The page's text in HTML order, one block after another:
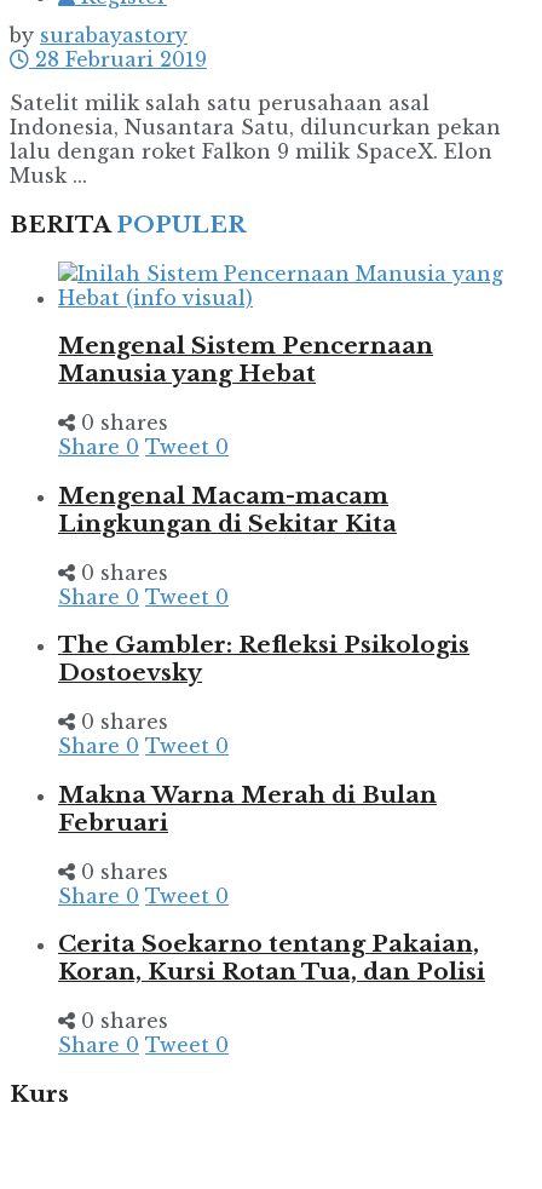
by surabayastory
28 Februari 2019
Satelit milik salah satu perusahaan asal
Indonesia, Nusantara Satu, diluncurkan pekan
lalu dengan roket Falkon 9 milik SpaceX. Elon
Musk ...
BERITAPOPULER
Mengenal Sistem Pencernaan
Manusia yang Hebat
0 shares
Share 0 Tweet 0
Mengenal Macam-macam
Lingkungan di Sekitar Kita
0 shares
Share 0 Tweet 0
The Gambler: Refleksi Psikologis
Dostoevsky
0 shares
Share 0 Tweet 0
Makna Warna Merah di Bulan
Februari
0 shares
Share 0 Tweet 0
Cerita Soekarno tentang Pakaian,
Koran, Kursi Rotan Tua, dan Polisi
0 shares
Share 0 Tweet 0
Kurs